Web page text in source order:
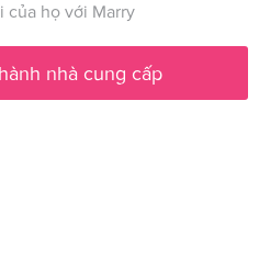
của họ với Marry
nhà cung cấp